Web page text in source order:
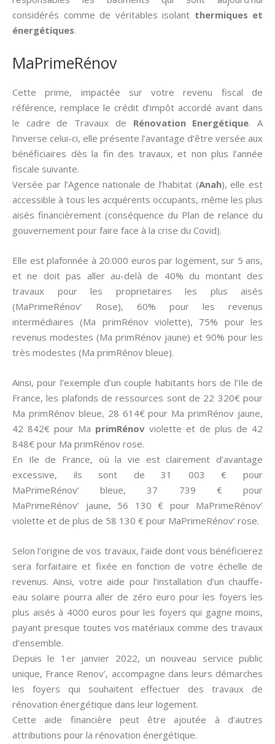
considérés comme de véritables isolant thermiques et
énergétiques.
MaPrimeRénov
Cette prime, impactée sur votre revenu fiscal de
référence, remplace le crédit d’impôt accordé avant dans
le cadre de Travaux de Rénovation Energétique. A
l’inverse celui-ci, elle présente l’avantage d’être versée aux
bénéficiaires dès la fin des travaux, et non plus l’année
fiscale suivante.
Versée par l’Agence nationale de l’habitat (Anah), elle est
accessible à tous les acquérents occupants, même les plus
aisés financièrement (conséquence du Plan de relance du
gouvernement pour faire face à la crise du Covid).
Elle est plafonnée à 20.000 euros par logement, sur 5 ans,
et ne doit pas aller au-delà de 40% du montant des
travaux pour les proprietaires les plus aisés
(MaPrimeRénov’ Rose), 60% pour les revenus
intermédiaires (Ma primRénov violette), 75% pour les
revenus modestes (Ma primRénov jaune) et 90% pour les
très modestes (Ma primRénov bleue).
Ainsi, pour l’exemple d’un couple habitants hors de l’Ile de
France, les plafonds de ressources sont de 22 320€ pour
Ma primRénov bleue, 28 614€ pour Ma primRénov jaune,
42 842€ pour Ma primRénov violette et de plus de 42
848€ pour Ma primRénov rose.
En Ile de France, où la vie est clairement d’avantage
excessive, ils sont de 31 003 € pour
MaPrimeRénov’ bleue, 37 739 € pour
MaPrimeRénov’ jaune, 56 130 € pour MaPrimeRénov’
violette et de plus de 58 130 € pour MaPrimeRénov’ rose.
Selon l’origine de vos travaux, l’aide dont vous bénéficierez
sera forfaitaire et fixée en fonction de votre échelle de
revenus. Ainsi, votre aide pour l’installation d’un chauffe-
eau solaire pourra aller de zéro euro pour les foyers les
plus aisés à 4000 euros pour les foyers qui gagne moins,
payant presque toutes vos matériaux comme des travaux
d’ensemble.
Depuis le 1er janvier 2022, un nouveau service public
unique, France Renov’, accompagne dans leurs démarches
les foyers qui souhaitent effectuer des travaux de
rénovation énergétique dans leur logement.
Cette aide financière peut être ajoutée à d’autres
attributions pour la rénovation énergétique.